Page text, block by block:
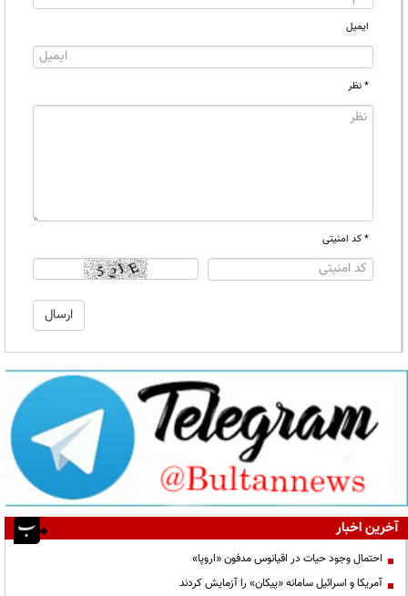
ایمیل
* نظر
* کد امنیتی
آخرین اخبار
احتمال وجود حیات در اقیانوس مدفون «اروپا»
آمریکا و اسرائیل سامانه «پیکان» را آزمایش کردند